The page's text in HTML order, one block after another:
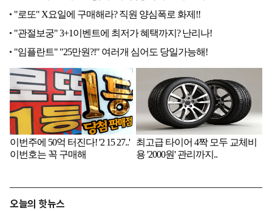
오늘의 핫뉴스